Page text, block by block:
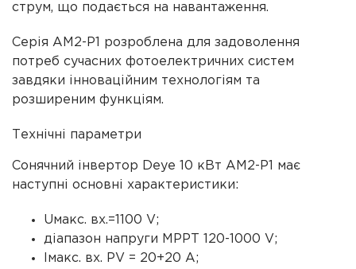
струм, що подається на навантаження.
Серія AM2-P1 розроблена для задоволення
потреб сучасних фотоелектричних систем
завдяки інноваційним технологіям та
розширеним функціям.
Технічні параметри
Сонячний інвертор Deye 10 кВт AM2-P1 має
наступні основні характеристики:
Uмакс. вх.=1100 V;
діапазон напруги МРРТ 120-1000 V;
Iмакс. вх. PV = 20+20 A;